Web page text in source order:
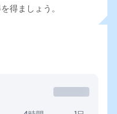
得ましょう。